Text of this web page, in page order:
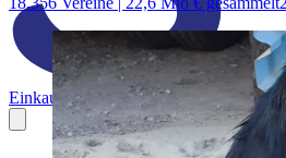
Einkaufen & Gutes tunGeld spenden